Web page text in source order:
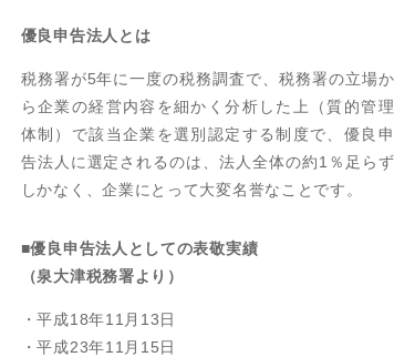
代表あいさつ
キーワード
会社概要
沿革
事業所・関連会社
事業所分布図
優良申告法人とは
税務署が5年に一度の税務調査で、税務署の立場か
ら企業の経営内容を細かく分析した上（質的管理
体制）で該当企業を選別認定する制度で、優良申
告法人に選定されるのは、法人全体の約1％足らず
しかなく、企業にとって大変名誉なことです。
■優良申告法人としての表敬実績
（泉大津税務署より）
・平成18年11月13日
・平成23年11月15日